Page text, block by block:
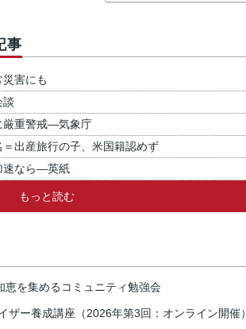
事
害にも
談
厳重警戒―気象庁
出産旅行の子、米国籍認めず
速なら―英紙
もっと読む
恵を集めるコミュニティ勉強会
ザー養成講座（2026年第3回：オンライン開催）